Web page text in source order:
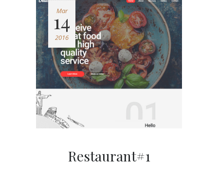
Mar
14
2016
Restaurant#1